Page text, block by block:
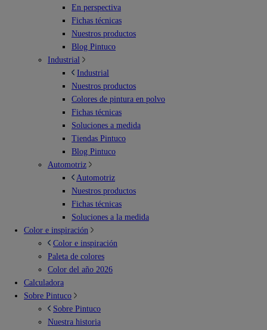
En perspectiva
Fichas técnicas
Nuestros productos
Blog Pintuco
Industrial
Industrial
Nuestros productos
Colores de pintura en polvo
Fichas técnicas
Soluciones a medida
Tiendas Pintuco
Blog Pintuco
Automotriz
Automotriz
Nuestros productos
Fichas técnicas
Soluciones a la medida
Color e inspiración
Color e inspiración
Paleta de colores
Color del año 2026
Calculadora
Sobre Pintuco
Sobre Pintuco
Nuestra historia